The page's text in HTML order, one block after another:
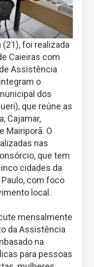
foi realizada
Caieiras com
Assistência
o
dos
que reúne as
Cajamar,
Mairiporã. O
nas
que tem
cidades da
Paulo, com foco
local.
mensalmente
da Assistência
na
para pessoas